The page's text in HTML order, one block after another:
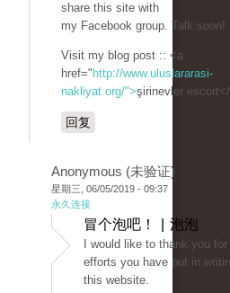
share this site with
my Facebook group. Talk soon!
Visit my blog post :: <a
href=" http://www.uluslararasi-
nakliyat.org/">şirinevler
回复
Anonymous (未验证)
星期三, 06/05/2019 - 09:37
永久连接
冒个泡吧！ | 泡泡
I would like to thank you
efforts you have put in
this website.